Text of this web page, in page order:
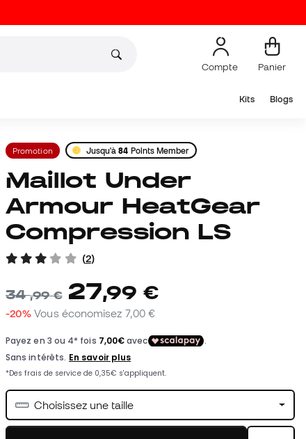
Compte Panier
Kits Blogs
Promotion Jusqu'à84 Points Member
Maillot Under
Armour HeatGear
Compression LS
(2)
34,99 € 27,99 €
-20% Vous économisez 7,00 €
Choisissez une taille